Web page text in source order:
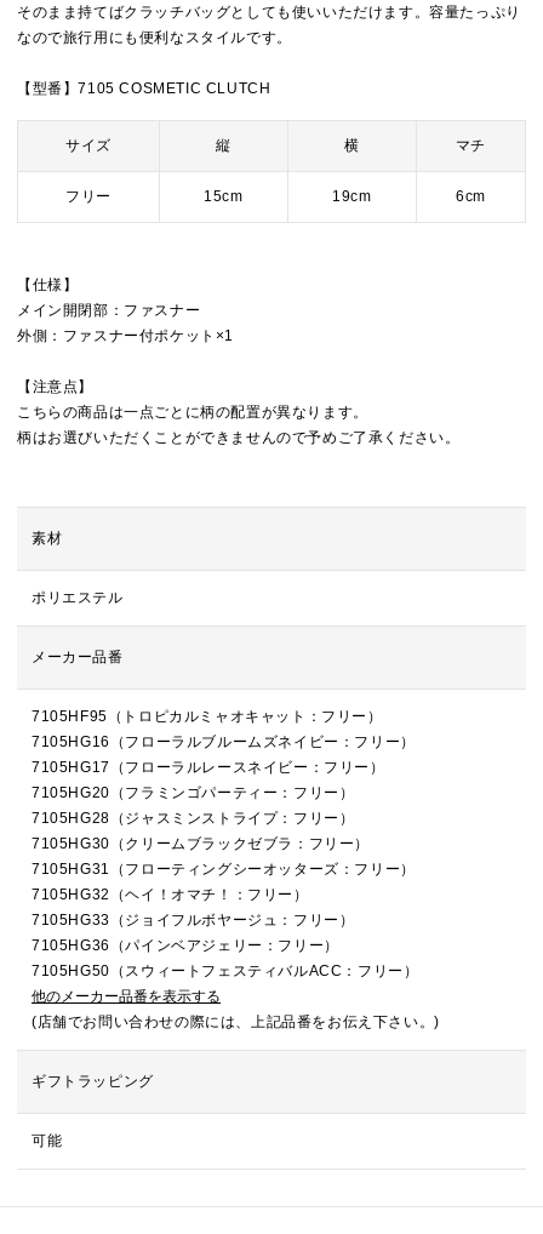
そのまま持てばクラッチバッグとしても使いいただけます。容量たっぷり
なので旅行用にも便利なスタイルです。
【型番】7105 COSMETIC CLUTCH
サイズ 縦 横 マチ
フリー 15cm 19cm 6cm
【仕様】
メイン開閉部：ファスナー
外側：ファスナー付ポケット×1
【注意点】
こちらの商品は一点ごとに柄の配置が異なります。
柄はお選びいただくことができませんので予めご了承ください。
素材
ポリエステル
メーカー品番
7105HF95（トロピカルミャオキャット：フリー）
7105HG16（フローラルブルームズネイビー：フリー）
7105HG17（フローラルレースネイビー：フリー）
7105HG20（フラミンゴパーティー：フリー）
7105HG28（ジャスミンストライプ：フリー）
7105HG30（クリームブラックゼブラ：フリー）
7105HG31（フローティングシーオッターズ：フリー）
7105HG32（ヘイ！オマチ！：フリー）
7105HG33（ジョイフルボヤージュ：フリー）
7105HG36（パインベアジェリー：フリー）
7105HG50（スウィートフェスティバルACC：フリー）
他のメーカー品番を表示する
(店舗でお問い合わせの際には、上記品番をお伝え下さい。)
ギフトラッピング
可能